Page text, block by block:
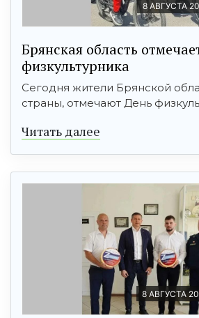
8 АВГУСТА
Брянская область
физкультурника
Сегодня жители Брянской
страны, отмечают День
Читать далее
8 АВГУСТА